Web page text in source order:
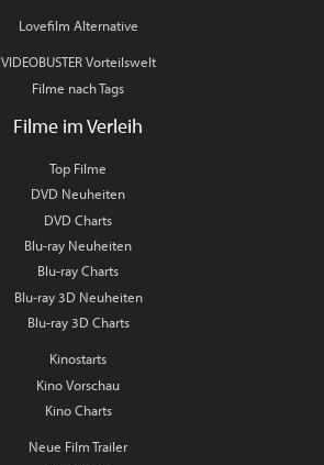
Lovefilm Alternative
VIDEOBUSTER Vorteilswelt
Filme nach Tags
Filme im Verleih
Top Filme
DVD Neuheiten
DVD Charts
Blu-ray Neuheiten
Blu-ray Charts
Blu-ray 3D Neuheiten
Blu-ray 3D Charts
Kinostarts
Kino Vorschau
Kino Charts
Neue Film Trailer